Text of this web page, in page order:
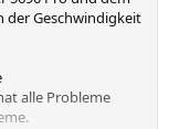
der Geschwindigkeit
alle Probleme